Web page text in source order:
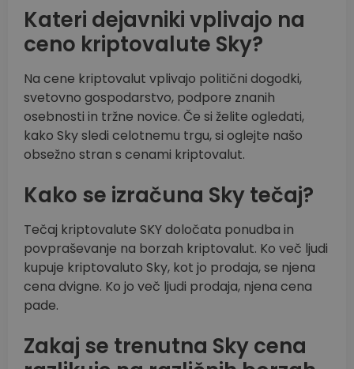
Kateri dejavniki vplivajo na
ceno kriptovalute Sky?
Na cene kriptovalut vplivajo politični dogodki,
svetovno gospodarstvo, podpore znanih
osebnosti in tržne novice. Če si želite ogledati,
kako Sky sledi celotnemu trgu, si oglejte našo
obsežno stran s cenami kriptovalut.
Kako se izračuna Sky tečaj?
Tečaj kriptovalute SKY določata ponudba in
povpraševanje na borzah kriptovalut. Ko več ljudi
kupuje kriptovaluto Sky, kot jo prodaja, se njena
cena dvigne. Ko jo več ljudi prodaja, njena cena
pade.
Zakaj se trenutna Sky cena